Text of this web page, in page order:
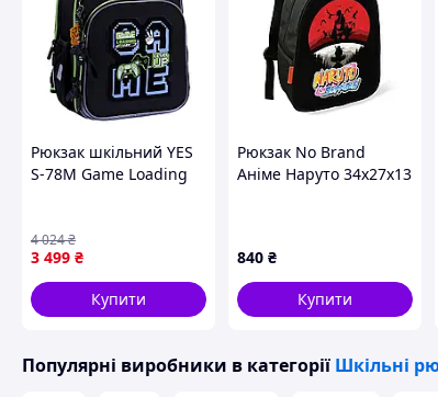
Рюкзак шкільний YES
S-78M Game Loading
3 499 ₴
4 024₴
Купити
Рюкзак No Brand
Аніме Наруто 34х27х13
840 ₴
Купити
Популярні виробники в категорії Шкільні